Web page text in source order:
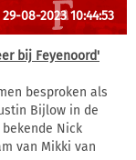
29-08-2023 10:44:53
bij Feyenoord'
besproken als
Bijlow in de
Nick
van Mikki van